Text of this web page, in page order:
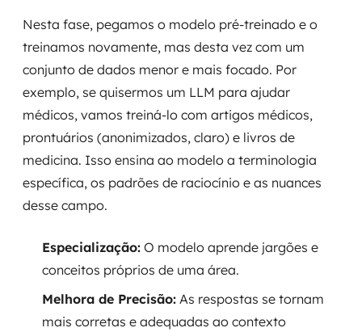
Nesta fase, pegamos o modelo pré-treinado e o
treinamos novamente, mas desta vez com um
conjunto de dados menor e mais focado. Por
exemplo, se quisermos um LLM para ajudar
médicos, vamos treiná-lo com artigos médicos,
prontuários (anonimizados, claro) e livros de
medicina. Isso ensina ao modelo a terminologia
específica, os padrões de raciocínio e as nuances
desse campo.
Especialização: O modelo aprende jargões e
conceitos próprios de uma área.
Melhora de Precisão: As respostas se tornam
mais corretas e adequadas ao contexto